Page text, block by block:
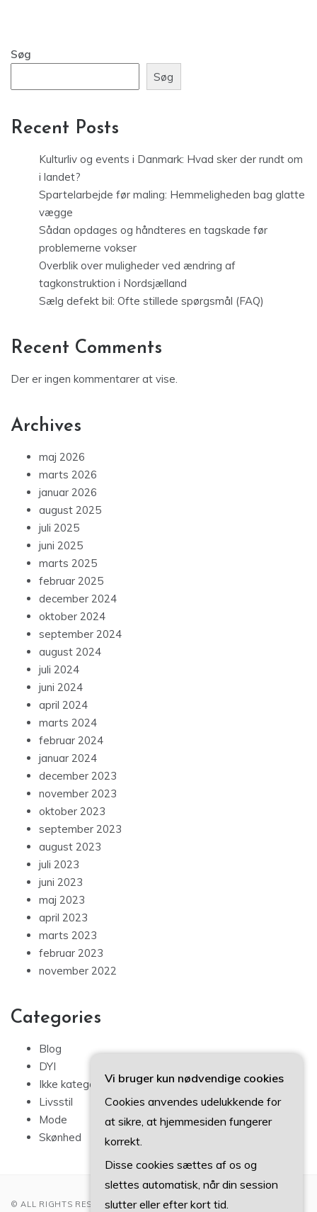
Søg
Søg
Recent Posts
Kulturliv og events i Danmark: Hvad sker der rundt om
i landet?
Spartelarbejde før maling: Hemmeligheden bag glatte
vægge
Sådan opdages og håndteres en tagskade før
problemerne vokser
Overblik over muligheder ved ændring af
tagkonstruktion i Nordsjælland
Sælg defekt bil: Ofte stillede spørgsmål (FAQ)
Recent Comments
Der er ingen kommentarer at vise.
Archives
maj 2026
marts 2026
januar 2026
august 2025
juli 2025
juni 2025
marts 2025
februar 2025
december 2024
oktober 2024
september 2024
august 2024
juli 2024
juni 2024
april 2024
marts 2024
februar 2024
januar 2024
december 2023
november 2023
oktober 2023
september 2023
august 2023
juli 2023
juni 2023
maj 2023
april 2023
marts 2023
februar 2023
november 2022
Categories
Blog
DYI
Ikke kategoriseret
Livsstil
Mode
Skønhed
© ALL RIGHTS RESERVED 2022
Vi bruger kun nødvendige cookies
Cookies anvendes udelukkende for
at sikre, at hjemmesiden fungerer
korrekt.
Disse cookies sættes af os og
slettes automatisk, når din session
slutter eller efter kort tid.